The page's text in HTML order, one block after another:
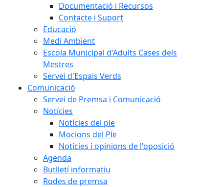
Documentació i Recursos
Contacte i Suport
Educació
Medi Ambient
Escola Municipal d'Adults Cases dels
Mestres
Servei d'Espais Verds
Comunicació
Servei de Premsa i Comunicació
Notícies
Notícies del ple
Mocions del Ple
Notícies i opinions de l'oposició
Agenda
Butlletí informatiu
Rodes de premsa